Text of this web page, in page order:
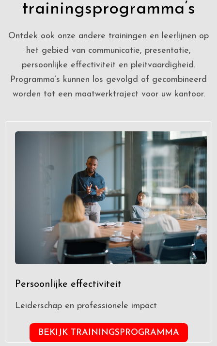
trainingsprogramma’s
Ontdek ook onze andere trainingen en leerlijnen op
het gebied van communicatie, presentatie,
persoonlijke effectiviteit en pleitvaardigheid.
Programma’s kunnen los gevolgd of gecombineerd
worden tot een maatwerktraject voor uw kantoor.
Persoonlijke effectiviteit
Leiderschap en professionele impact
BEKIJK TRAININGSPROGRAMMA